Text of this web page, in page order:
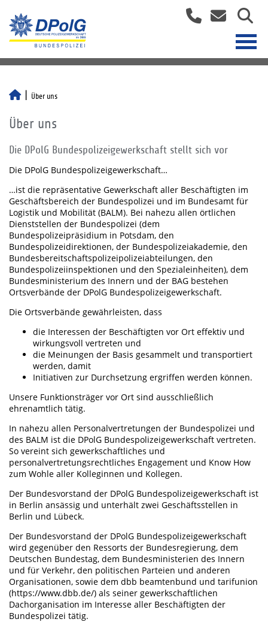
Über uns
Über uns
Die DPolG Bundespolizeigewerkschaft stellt sich vor
Die DPolG Bundespolizeigewerkschaft…
…ist die repräsentative Gewerkschaft aller Beschäftigten im
Geschäftsbereich der Bundespolizei und im Bundesamt für
Logistik und Mobilität (BALM). Bei nahezu allen örtlichen
Dienststellen der Bundespolizei (dem
Bundespolizeipräsidium in Potsdam, den
Bundespolizeidirektionen, der Bundespolizeiakademie, den
Bundesbereitschaftspolizeipolizeiabteilungen, den
Bundespolizeiinspektionen und den Spezialeinheiten), dem
Bundesministerium des Innern und der BAG bestehen
Ortsverbände der DPolG Bundespolizeigewerkschaft.
Die Ortsverbände gewährleisten, dass
die Interessen der Beschäftigten vor Ort effektiv und
wirkungsvoll vertreten und
die Meinungen der Basis gesammelt und transportiert
werden, damit
Initiativen zur Durchsetzung ergriffen werden können.
Unsere Funktionsträger vor Ort sind ausschließlich
ehrenamtlich tätig.
In nahezu allen Personalvertretungen der Bundespolizei und
des BALM ist die DPolG Bundespolizeigewerkschaft vertreten.
So vereint sich gewerkschaftliches und
personalvertretungsrechtliches Engagement und Know How
zum Wohle aller Kolleginnen und Kollegen.
Der Bundesvorstand der DPolG Bundespolizeigewerkschaft ist
in Berlin ansässig und unterhält zwei Geschäftsstellen in
Berlin und Lübeck.
Der Bundesvorstand der DPolG Bundespolizeigewerkschaft
wird gegenüber den Ressorts der Bundesregierung, dem
Deutschen Bundestag, dem Bundesministerien des Innern
und für Verkehr, den politischen Parteien und anderen
Organisationen, sowie dem dbb beamtenbund und tarifunion
(https://www.dbb.de/) als seiner gewerkschaftlichen
Dachorganisation im Interesse aller Beschäftigten der
Bundespolizei tätig.